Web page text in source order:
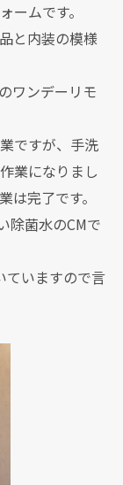
ームです。
と内装の模様
ワンデーリモ
ですが、手洗
業になりまし
は完了です。
除菌水のCMで
ていますので言